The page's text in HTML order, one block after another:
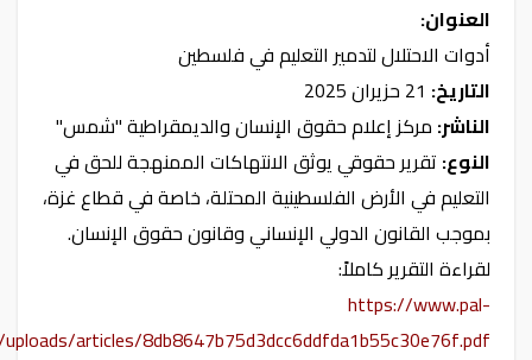
العنوان:
أدوات الاحتلال لتدمير التعليم في فلسطين
التاريخ:
الناشر: مركز إعلام حقوق الإنسان والديمقراطية "شمس"
النوع: تقرير حقوقي يوثق الانتهاكات الممنهجة للحق في
التعليم في الأرض الفلسطينية المحتلة، خاصة في قطاع غزة،
بموجب القانون الدولي الإنساني وقانون حقوق الإنسان.
لقراءة التقرير كاملاً:
https://www.pal-
uploads/articles/8db8647b75d3dcc6ddfda1b55c30e76f.pdf